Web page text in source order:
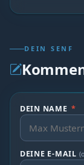
DEIN SENF
DEIN NAME *
DEINE E-MAIL